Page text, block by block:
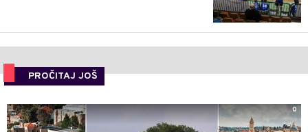
PROČITAJ JOŠ
0